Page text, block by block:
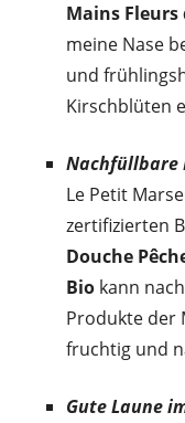
Mains Fleurs
meine Nase
und
Kirschblüten
Nachfüllbare
Le Petit
zertifizierten
Douche
Bio kann
Produkte der
fruchtig und
Gute Laune